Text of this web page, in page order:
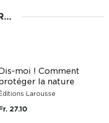
moi ! Comment
la nature
Larousse
27.10